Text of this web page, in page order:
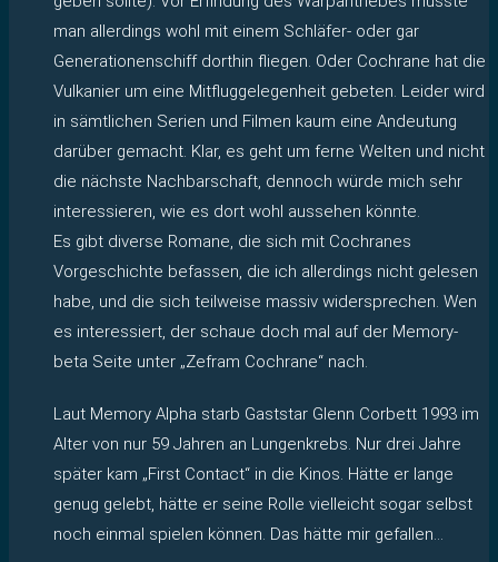
man allerdings wohl mit einem Schläfer- oder gar
Generationenschiff dorthin fliegen. Oder Cochrane hat die
Vulkanier um eine Mitfluggelegenheit gebeten. Leider wird
in sämtlichen Serien und Filmen kaum eine Andeutung
darüber gemacht. Klar, es geht um ferne Welten und nicht
die nächste Nachbarschaft, dennoch würde mich sehr
interessieren, wie es dort wohl aussehen könnte.
Es gibt diverse Romane, die sich mit Cochranes
Vorgeschichte befassen, die ich allerdings nicht gelesen
habe, und die sich teilweise massiv widersprechen. Wen
es interessiert, der schaue doch mal auf der Memory-
beta Seite unter „Zefram Cochrane“ nach.
Laut Memory Alpha starb Gaststar Glenn Corbett 1993 im
Alter von nur 59 Jahren an Lungenkrebs. Nur drei Jahre
später kam „First Contact“ in die Kinos. Hätte er lange
genug gelebt, hätte er seine Rolle vielleicht sogar selbst
noch einmal spielen können. Das hätte mir gefallen…